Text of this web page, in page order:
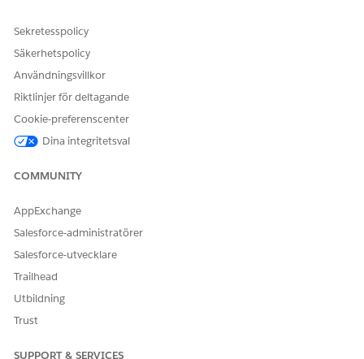
process.
For example, Quotes.
Save your changes.
The document generation batch process is created.
LÖSTE DENNA ARTIKEL DITT PROBLEM?
Sekretesspolicy
Säkerhetspolicy
Användningsvillkor
Riktlinjer för deltagande
Cookie-preferenscenter
Dina integritetsval
COMMUNITY
AppExchange
Salesforce-administratörer
Salesforce-utvecklare
Trailhead
Utbildning
Trust
SUPPORT & SERVICES